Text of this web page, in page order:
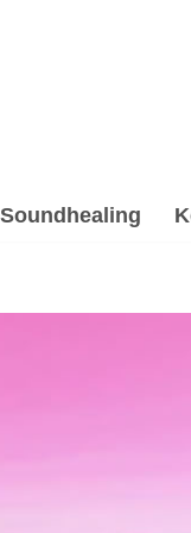
Soundhealing
Alternative. ➡️